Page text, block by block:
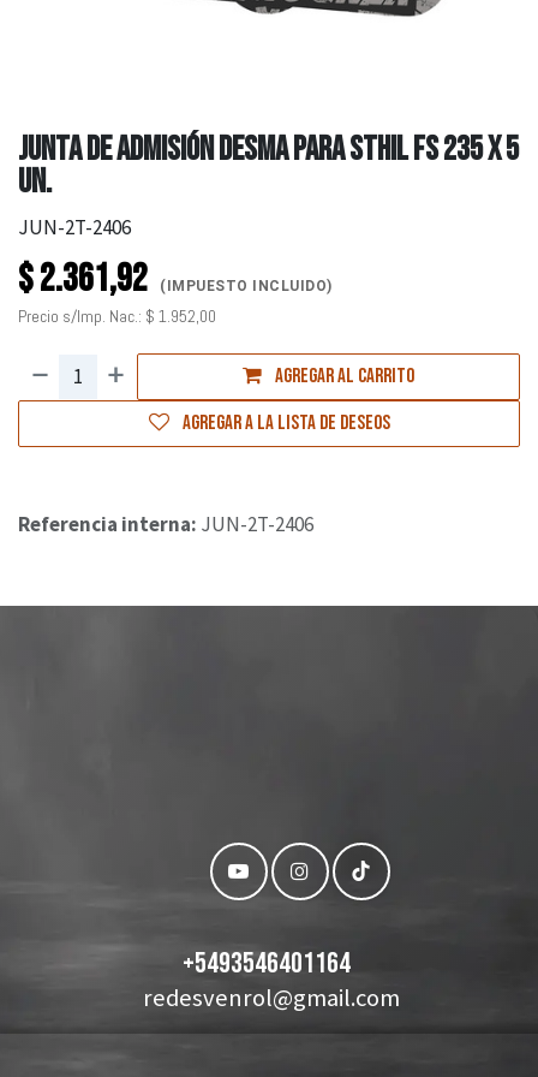
JUNTA DE ADMISIÓN DESMA PARA STHIL FS 235 X 5
UN.
JUN-2T-2406
$2.361,92 (IMPUESTO INCLUIDO)
Precio s/Imp. Nac.: $ 1.952,00
Agregar al carrito
Agregar a la lista de deseos
Referencia interna: JUN-2T-2406
+5493546401164
redesvenrol@gmail.com